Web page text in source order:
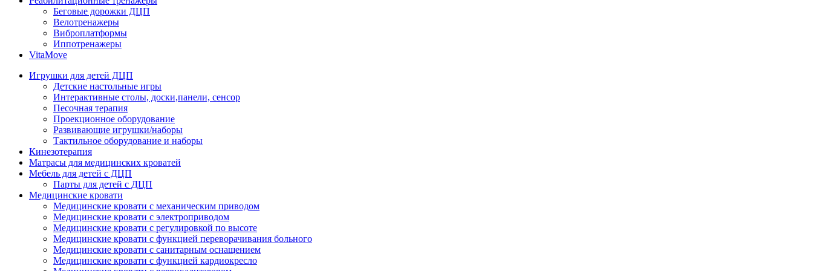
Беговые дорожки ДЦП
Велотренажеры
Виброплатформы
Иппотренажеры
VitaMove
Игрушки для детей ДЦП
Детские настольные игры
Интерактивные столы, доски,панели, сенсор
Песочная терапия
Проекционное оборудование
Развивающие игрушки/наборы
Тактильное оборудование и наборы
Кинезотерапия
Матрасы для медицинских кроватей
Мебель для детей с ДЦП
Парты для детей с ДЦП
Медицинские кровати
Медицинские кровати с механическим приводом
Медицинские кровати с электроприводом
Медицинские кровати с регулировкой по высоте
Медицинские кровати с функцией переворачивания больного
Медицинские кровати с санитарным оснащением
Медицинские кровати с функцией кардиокресло